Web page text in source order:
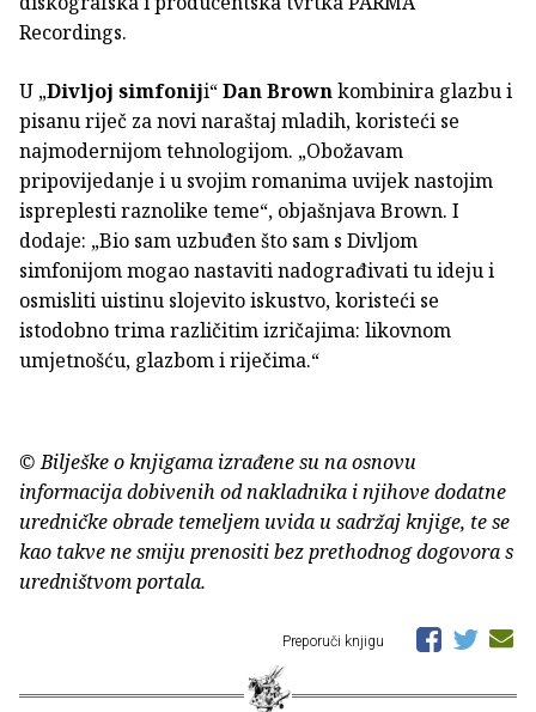
Recordings.
U „Divljoj simfoniji“Dan Brownkombinira glazbu i
pisanu riječ za novi naraštaj mladih, koristeći se
najmodernijom tehnologijom. „Obožavam
pripovijedanje i u svojim romanima uvijek nastojim
ispreplesti raznolike teme“, objašnjava Brown. I
dodaje: „Bio sam uzbuđen što sam s Divljom
simfonijom mogao nastaviti nadograđivati tu ideju i
osmisliti uistinu slojevito iskustvo, koristeći se
istodobno trima različitim izričajima: likovnom
umjetnošću, glazbom i riječima.“
© Bilješke o knjigama izrađene su na osnovu
informacija dobivenih od nakladnika i njihove dodatne
uredničke obrade temeljem uvida u sadržaj knjige, te se
kao takve ne smiju prenositi bez prethodnog dogovora s
uredništvom portala.
Preporuči knjigu